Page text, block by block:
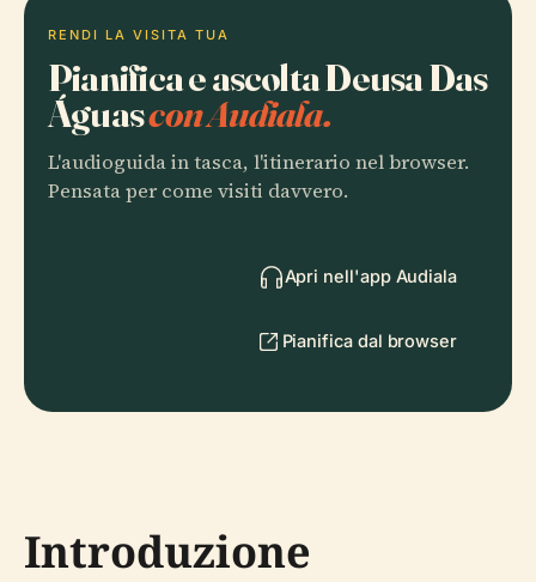
RENDI LA VISITA TUA
Pianifica e ascolta Deusa Das
Águascon Audiala.
L'audioguida in tasca, l'itinerario nel browser.
Pensata per come visiti davvero.
Apri nell'app Audiala
Pianifica dal browser
Introduzione